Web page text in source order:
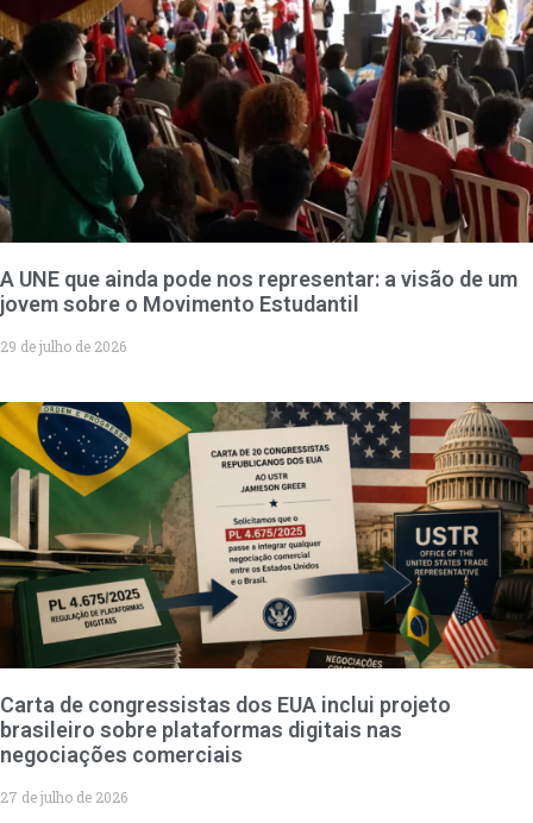
A UNE que ainda pode nos representar: a visão de um
jovem sobre o Movimento Estudantil
29 de julho de 2026
Carta de congressistas dos EUA inclui projeto
brasileiro sobre plataformas digitais nas
negociações comerciais
27 de julho de 2026